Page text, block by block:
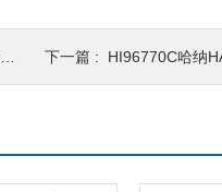
下一篇 : HI96770C哈纳